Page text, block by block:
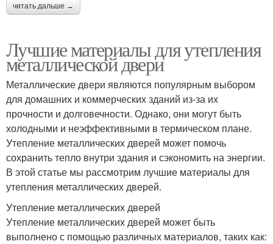
читать дальше →
Лучшие материалы для утепления
металлической двери
Металлические двери являются популярным выбором
для домашних и коммерческих зданий из-за их
прочности и долговечности. Однако, они могут быть
холодными и неэффективными в термическом плане.
Утепление металлических дверей может помочь
сохранить тепло внутри здания и сэкономить на энергии.
В этой статье мы рассмотрим лучшие материалы для
утепления металлических дверей.
Утепление металлических дверей
Утепление металлических дверей может быть
выполнено с помощью различных материалов, таких как: